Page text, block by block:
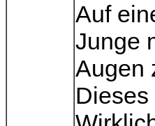
Auf
Junge
Augen